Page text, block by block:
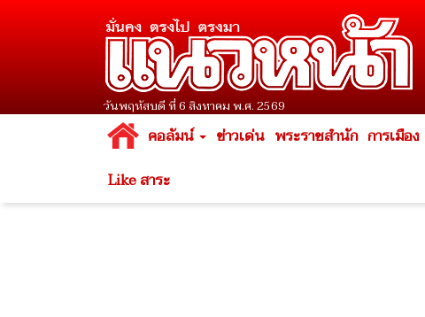
วันพฤหัสบดี ที่ 6 สิงหาคม พ.ศ. 2569
คอลัมน์ ข่าวเด่น พระราชสำนัก การเมือง
Like สาระ